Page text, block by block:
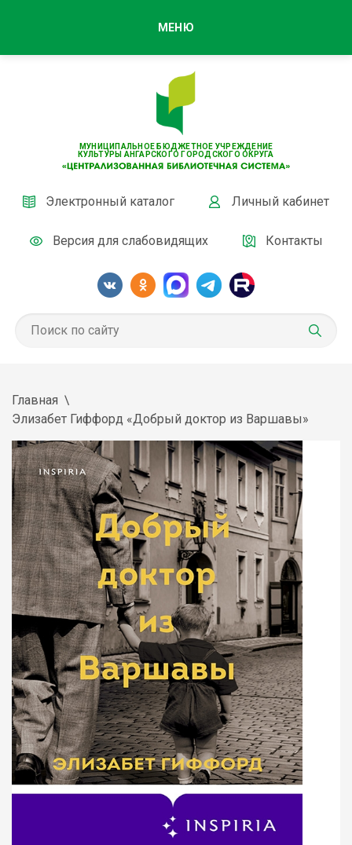
МУНИЦИПАЛЬНОЕ БЮДЖЕТНОЕ УЧРЕЖДЕНИЕ
КУЛЬТУРЫ АНГАРСКОГО ГОРОДСКОГО ОКРУГА
Электронный каталог Личный кабинет
Версия для слабовидящих Контакты
МЕНЮ
Главная
Элизабет Гиффорд «Добрый доктор из Варшавы»